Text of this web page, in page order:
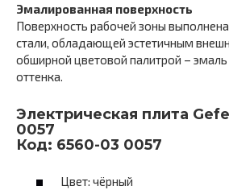
Эмалированная поверхность
Поверхность рабочей зоны
стали, обладающей эстетичным
обширной цветовой палитрой –
оттенка.
Электрическая плита
0057
Код: 6560-03 0057
Цвет: чёрный